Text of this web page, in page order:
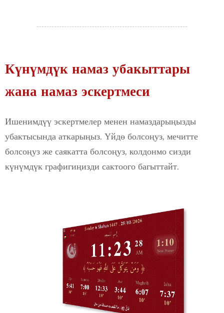
Күнүмдүк намаз убакыттары
жана намаз эскертмеси
Ишенимдүү эскертмелер менен намаздарыңызды
убактысында аткарыңыз. Үйдө болсоңуз, мечитте
болсоңуз же саякатта болсоңуз, колдонмо сизди
күнүмдүк графигиңизди сактоого багыттайт.